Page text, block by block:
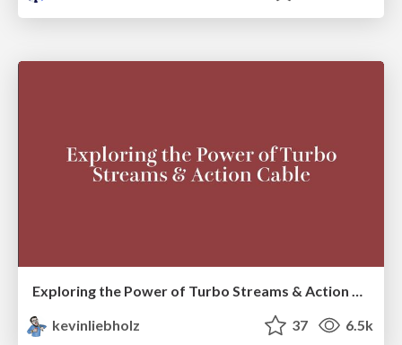
Exploring the Power of Turbo Streams & Action Cable | RailsConf2023
kevinliebholz
37 6.5k